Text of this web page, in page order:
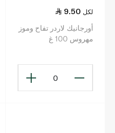
9.50 لكل
أورجانيك لاردر تفاح وموز
مهروس 100 غ
0